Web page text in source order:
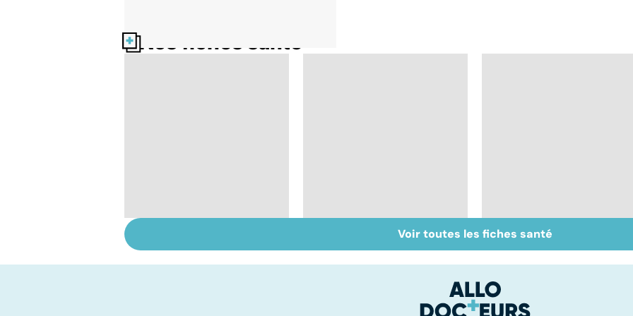
Nos fiches santé
virus de la grippe
Grippe : quels
symptômes et quel
Grippe A : des
vaccins qui font
Voir toutes les fiches santé